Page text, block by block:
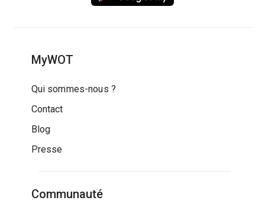
MyWOT
Qui sommes-nous ?
Contact
Blog
Presse
Communauté